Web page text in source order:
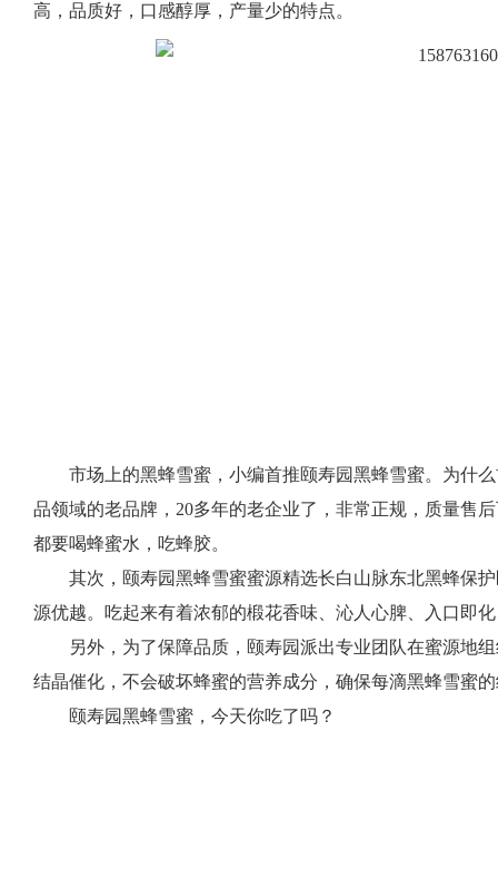
高，品质好，口感醇厚，产量少的特点。
市场上的黑蜂雪蜜，小编首推颐寿园黑蜂雪蜜。为什
品领域的老品牌，20多年的老企业了，非常正规，质量售
都要喝蜂蜜水，吃蜂胶。
其次，颐寿园黑蜂雪蜜蜜源精选长白山脉东北黑蜂保
源优越。吃起来有着浓郁的椴花香味、沁人心脾、入口即
另外，为了保障品质，颐寿园派出专业团队在蜜源地
结晶催化，不会破坏蜂蜜的营养成分，确保每滴黑蜂雪蜜
颐寿园黑蜂雪蜜，今天你吃了吗？